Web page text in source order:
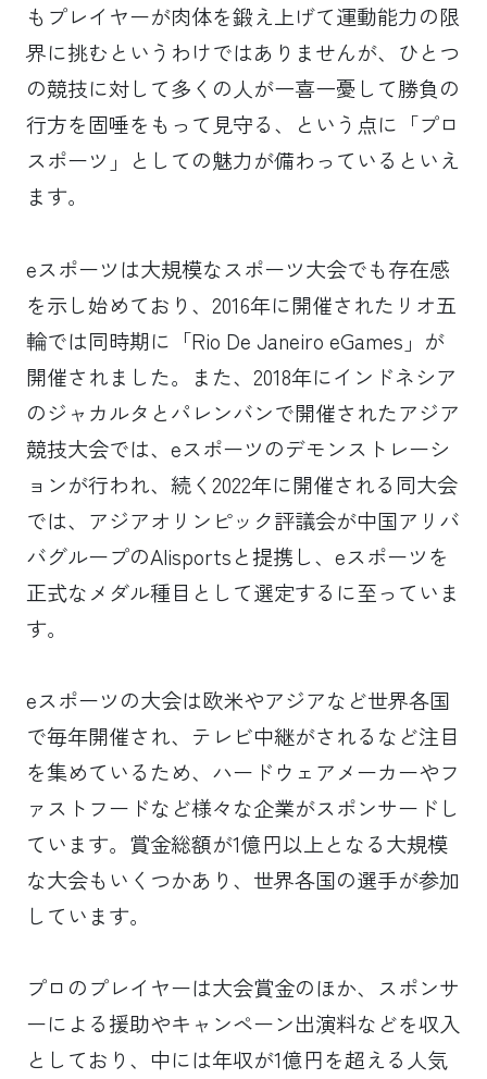
もプレイヤーが肉体を鍛え上げて運動能力の限
界に挑むというわけではありませんが、ひとつ
の競技に対して多くの人が一喜一憂して勝負の
行方を固唾をもって見守る、という点に「プロ
スポーツ」としての魅力が備わっているといえ
ます。
eスポーツは大規模なスポーツ大会でも存在感
を示し始めており、2016年に開催されたリオ五
輪では同時期に「Rio De Janeiro eGames」が
開催されました。また、2018年にインドネシア
のジャカルタとパレンバンで開催されたアジア
競技大会では、eスポーツのデモンストレーシ
ョンが行われ、続く2022年に開催される同大会
では、アジアオリンピック評議会が中国アリバ
バグループのAlisportsと提携し、eスポーツを
正式なメダル種目として選定するに至っていま
す。
eスポーツの大会は欧米やアジアなど世界各国
で毎年開催され、テレビ中継がされるなど注目
を集めているため、ハードウェアメーカーやフ
ァストフードなど様々な企業がスポンサードし
ています。賞金総額が1億円以上となる大規模
な大会もいくつかあり、世界各国の選手が参加
しています。
プロのプレイヤーは大会賞金のほか、スポンサ
ーによる援助やキャンペーン出演料などを収入
としており、中には年収が1億円を超える人気